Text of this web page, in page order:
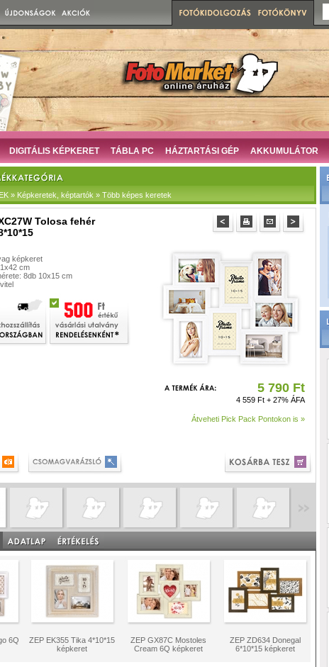
DIGITÁLIS KÉPKERET TÁBLA PC HÁZTARTÁSI GÉP AKKUMULÁTOR
» Képkeretek, képtartók » Több képes keretek
Tolosa fehér
képkeret
cm
8db 10x15 cm
5 790 Ft
4 559 Ft + 27% ÁFA
Átveheti Pick Pack Pontokon is »
6Q
ZEP EK355 Tika 4*10*15
képkeret
ZEP GX87C Mostoles
Cream 6Q képkeret
ZEP ZD634 Donegal
6*10*15 képkeret